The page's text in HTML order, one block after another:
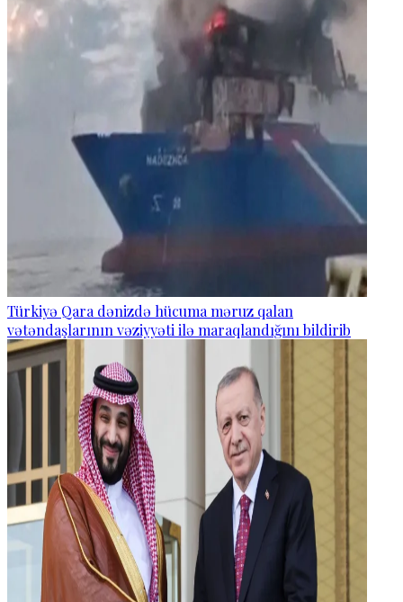
Türkiyə Qara dənizdə hücuma məruz qalan
vətəndaşlarının vəziyyəti ilə maraqlandığını bildirib